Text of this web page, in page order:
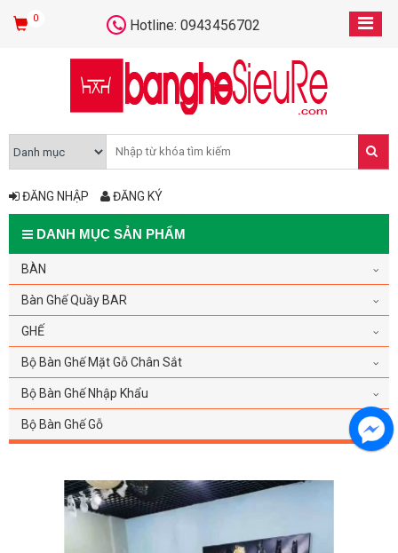
0 Hotline: 0943456702
ĐĂNG NHẬP ĐĂNG KÝ
DANH MỤC SẢN PHẨM
BÀN
Bàn Ghế Quầy BAR
GHẾ
Bộ Bàn Ghế Mặt Gỗ Chân Sắt
Bộ Bàn Ghế Nhập Khẩu
Bộ Bàn Ghế Gỗ